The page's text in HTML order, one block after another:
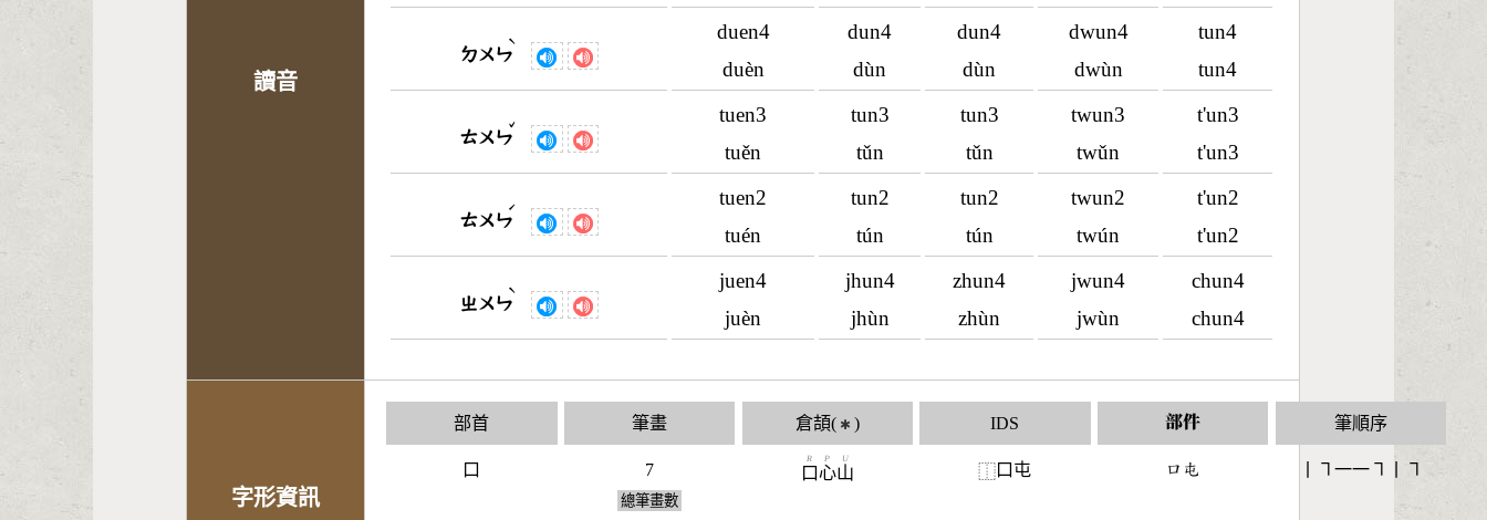
讀音
ㄉㄨㄣ
ˋ
duen4
duèn
dun4
dùn
dun4
dùn
dwun4
dwùn
tun4
tun4
ㄊㄨㄣ
ˇ
tuen3
tuěn
tun3
tǔn
tun3
tǔn
twun3
twǔn
t'un3
t'un3
ㄊㄨㄣ
ˊ
tuen2
tuén
tun2
tún
tun2
tún
twun2
twún
t'un2
t'un2
ㄓㄨㄣ
ˋ
juen4
juèn
jhun4
jhùn
zhun4
zhùn
jwun4
jwùn
chun4
chun4
字形資訊
部首
口
筆畫
7
總筆畫數
倉頡( ✱ )
口
R
心
P
山
U
IDS
⿰口屯
部件
󶁶󶃅
筆順序
丨㇕一一㇕丨㇕